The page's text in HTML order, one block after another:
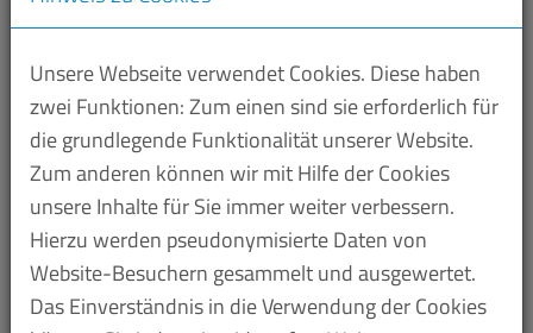
eine Größenordnung von 260.000 für erforderlich,
Der Gesetzentwurf von Verteidigungsminister Boris
Pistorius(SPD) setzt auf Freiwilligkeit, um mehr
junge Leute für die Bundeswehr zu gewinnen, und
einen auch finanziell attraktiveren Dienst. (Quelle:
dpa-AFX, M+E-Newsletter Gesamtmetall)
Industrie/Handel
Unsere Webseite verwendet Cookies. Diese haben
zwei Funktionen: Zum einen sind sie erforderlich für
die grundlegende Funktionalität unserer Website.
Zum anderen können wir mit Hilfe der Cookies
unsere Inhalte für Sie immer weiter verbessern.
Hierzu werden pseudonymisierte Daten von
Website-Besuchern gesammelt und ausgewertet.
Das Einverständnis in die Verwendung der Cookies